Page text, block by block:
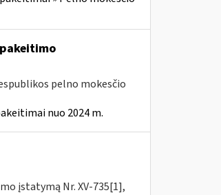
pelno mokesčio
nuo 2024 m.
įstatymą Nr. XV-735[1],